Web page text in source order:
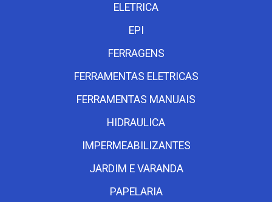
ELETRICA
EPI
FERRAGENS
FERRAMENTAS ELETRICAS
FERRAMENTAS MANUAIS
HIDRAULICA
IMPERMEABILIZANTES
JARDIM E VARANDA
PAPELARIA